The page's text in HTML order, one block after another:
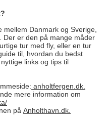
Danmark og Sverige,
er den på mange måder
tur med fly, eller en tur
til, hvordan du bedst
links og tips til
anholtfergen.dk.
mere information om
på Anholthavn.dk.